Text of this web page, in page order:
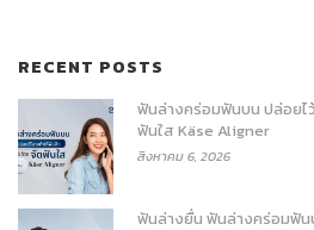
RECENT POSTS
ฟันล่างคร่อมฟันบน ปล่อยไ
ฟันใส Käse Aligner
สิงหาคม 6, 2026
ฟันล่างยื่น ฟันล่างคร่อมฟัน